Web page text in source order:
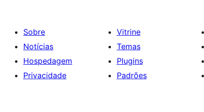
Sobre
Notícias
Hospedagem
Privacidade
Vitrine
Temas
Plugins
Padrões